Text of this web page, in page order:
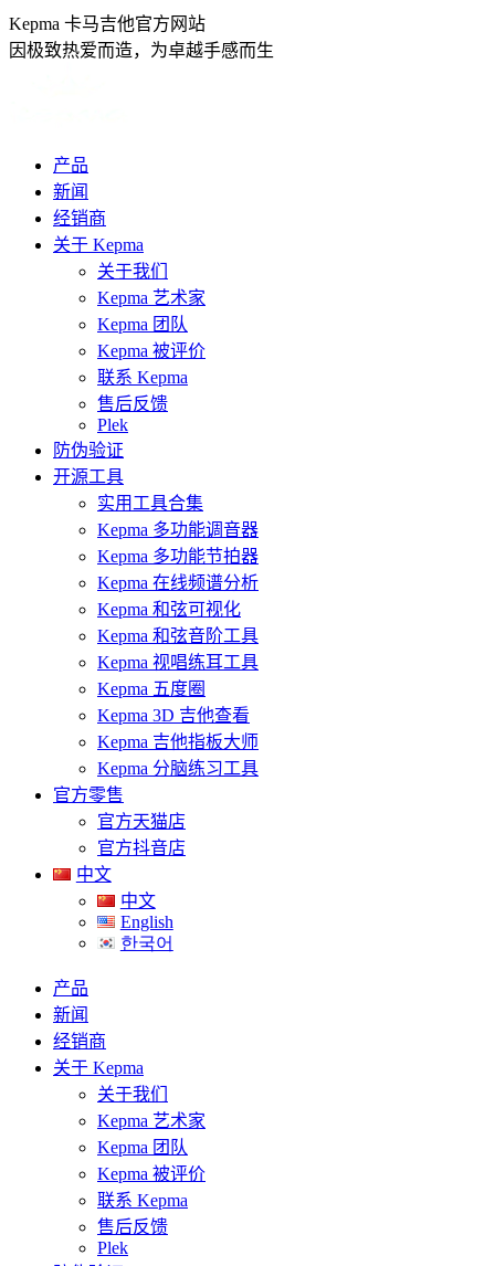
跳
转
Kepma 卡马吉他官方网站
因极致热爱而造，为卓越手感而生
产品
新闻
经销商
关于 Kepma
关于我们
Kepma 艺术家
Kepma 团队
Kepma 被评价
联系 Kepma
售后反馈
Plek
防伪验证
开源工具
实用工具合集
Kepma 多功能调音器
Kepma 多功能节拍器
Kepma 在线频谱分析
Kepma 和弦可视化
Kepma 和弦音阶工具
Kepma 视唱练耳工具
Kepma 五度圈
Kepma 3D 吉他查看
Kepma 吉他指板大师
Kepma 分脑练习工具
官方零售
官方天猫店
官方抖音店
中文
中文
English
한국어
产品
新闻
经销商
关于 Kepma
关于我们
Kepma 艺术家
Kepma 团队
Kepma 被评价
联系 Kepma
售后反馈
Plek